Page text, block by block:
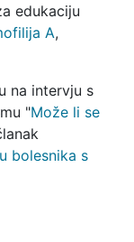
edukaciju
A,
na intervju s
"Može li se
bolesnika s